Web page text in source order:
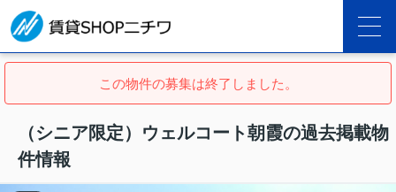
この物件の募集は終了しました。
（シニア限定）ウェルコート朝霞の過去掲載物
件情報